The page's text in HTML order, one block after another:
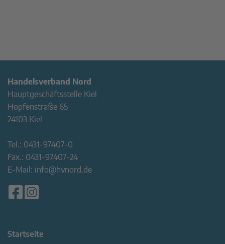
Handelsverband Nord
Hauptgeschäftsstelle Kiel
Hopfenstraße 65
24103 Kiel
Tel.: 0431-97407-0
Fax.: 0431-97407-24
E-Mail: info@hvnord.de
Startseite